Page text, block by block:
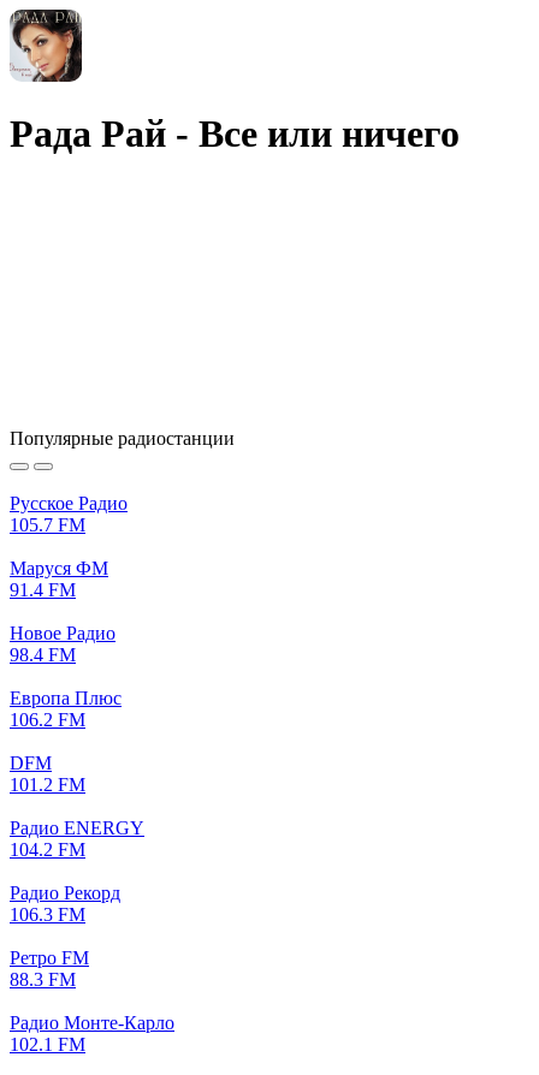
Рада Рай - Все или ничего
Популярные радиостанции
Русское Радио
105.7 FM
Маруся ФМ
91.4 FM
Новое Радио
98.4 FM
Европа Плюс
106.2 FM
DFM
101.2 FM
Радио ENERGY
104.2 FM
Радио Рекорд
106.3 FM
Ретро FM
88.3 FM
Радио Монте-Карло
102.1 FM